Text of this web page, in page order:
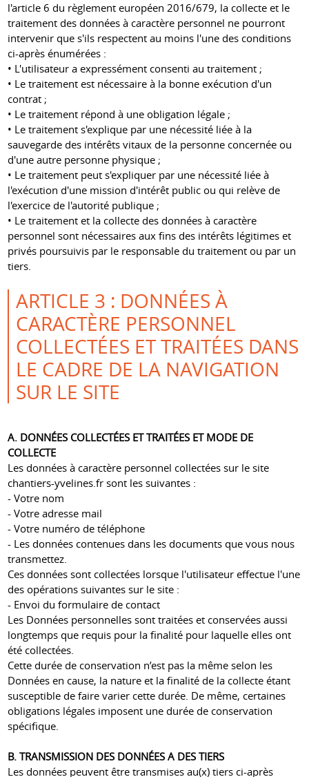
l'article 6 du règlement européen 2016/679, la collecte et le
traitement des données à caractère personnel ne pourront
intervenir que s'ils respectent au moins l'une des conditions
ci-après énumérées :
• L'utilisateur a expressément consenti au traitement ;
• Le traitement est nécessaire à la bonne exécution d'un
contrat ;
• Le traitement répond à une obligation légale ;
• Le traitement s'explique par une nécessité liée à la
sauvegarde des intérêts vitaux de la personne concernée ou
d'une autre personne physique ;
• Le traitement peut s'expliquer par une nécessité liée à
l'exécution d'une mission d'intérêt public ou qui relève de
l'exercice de l'autorité publique ;
• Le traitement et la collecte des données à caractère
personnel sont nécessaires aux fins des intérêts légitimes et
privés poursuivis par le responsable du traitement ou par un
tiers.
ARTICLE 3 : DONNÉES À
CARACTÈRE PERSONNEL
COLLECTÉES ET TRAITÉES DANS
LE CADRE DE LA NAVIGATION
SUR LE SITE
A. DONNÉES COLLECTÉES ET TRAITÉES ET MODE DE
COLLECTE
Les données à caractère personnel collectées sur le site
chantiers-yvelines.fr sont les suivantes :
- Votre nom
- Votre adresse mail
- Votre numéro de téléphone
- Les données contenues dans les documents que vous nous
transmettez.
Ces données sont collectées lorsque l'utilisateur effectue l'une
des opérations suivantes sur le site :
- Envoi du formulaire de contact
Les Données personnelles sont traitées et conservées aussi
longtemps que requis pour la finalité pour laquelle elles ont
été collectées.
Cette durée de conservation n’est pas la même selon les
Données en cause, la nature et la finalité de la collecte étant
susceptible de faire varier cette durée. De même, certaines
obligations légales imposent une durée de conservation
spécifique.
B. TRANSMISSION DES DONNÉES A DES TIERS
Les données peuvent être transmises au(x) tiers ci-après